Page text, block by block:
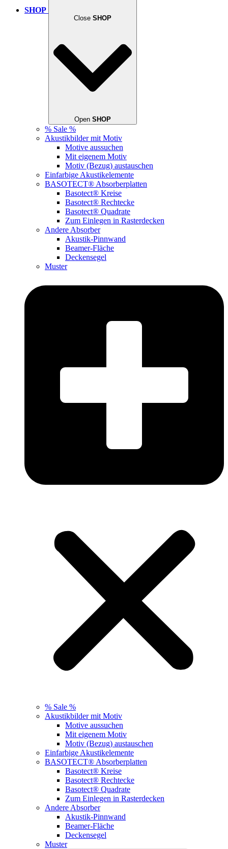
SHOP
Close SHOP
Open SHOP
% Sale %
Akustikbilder mit Motiv
Motive aussuchen
Mit eigenem Motiv
Motiv (Bezug) austauschen
Einfarbige Akustikelemente
BASOTECT® Absorberplatten
Basotect® Kreise
Basotect® Rechtecke
Basotect® Quadrate
Zum Einlegen in Rasterdecken
Andere Absorber
Akustik-Pinnwand
Beamer-Fläche
Deckensegel
Muster
% Sale %
Akustikbilder mit Motiv
Motive aussuchen
Mit eigenem Motiv
Motiv (Bezug) austauschen
Einfarbige Akustikelemente
BASOTECT® Absorberplatten
Basotect® Kreise
Basotect® Rechtecke
Basotect® Quadrate
Zum Einlegen in Rasterdecken
Andere Absorber
Akustik-Pinnwand
Beamer-Fläche
Deckensegel
Muster